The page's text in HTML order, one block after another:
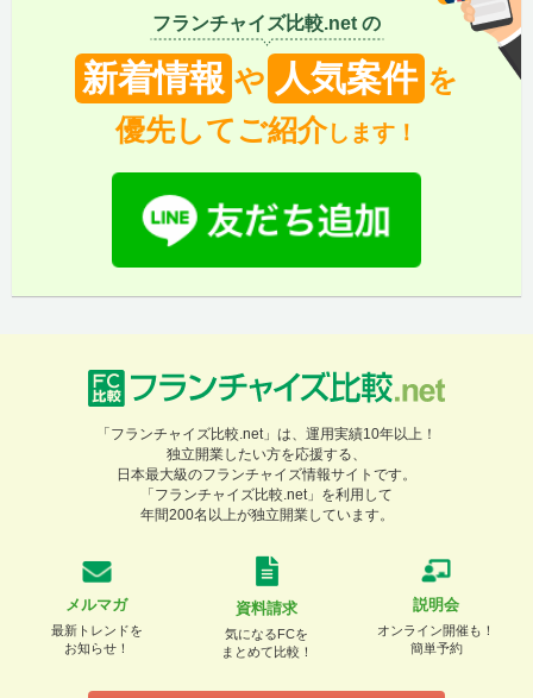
フランチャイズ比較.net の
新着情報 や 人気案件 を
優先してご紹介します！
「フランチャイズ比較.net」は、運用実績10年以上！
独立開業したい方を応援する、
日本最大級のフランチャイズ情報サイトです。
「フランチャイズ比較.net」を利用して
年間200名以上が独立開業しています。
メルマガ
最新トレンドを
お知らせ！
資料請求
気になるFCを
まとめて比較！
説明会
オンライン開催も！
簡単予約